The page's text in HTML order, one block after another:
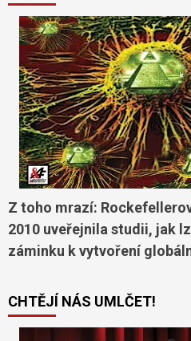
Z toho mrazí:
2010 uveřejnila studii, jak
záminku k vytvoření
CHTĚJÍ NÁS UMLČET!